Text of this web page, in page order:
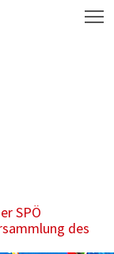
zwischen
SPÖ
des